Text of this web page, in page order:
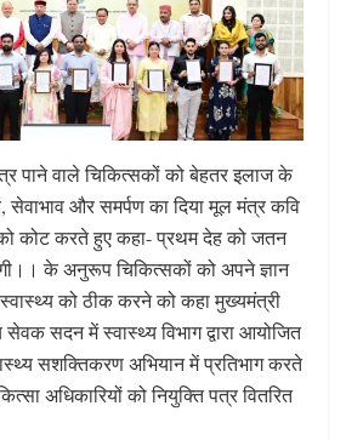
पाने वाले चिकित्सकों को बेहतर इलाज के
सेवाभाव और समर्पण का दिया मूल मंत्र कवि
को कोट करते हुए कहा- प्रथम देह को जतन
के अनुरूप चिकित्सकों को अपने ज्ञान
को ठीक करने को कहा मुख्यमंत्री
सदन में स्वास्थ्य विभाग द्वारा आयोजित
सशक्तिकरण अभियान में प्रतिभाग करते
अधिकारियों को नियुक्ति पत्र वितरित